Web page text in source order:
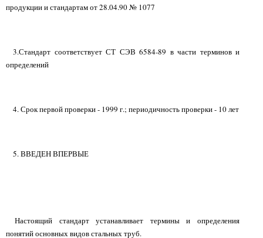
продукции и стандартам от 28.04.90 № 1077
3.Стандарт соответствует СТ СЭВ 6584-89 в части терминов и
определений
4. Срок первой проверки - 1999 г.; периодичность проверки - 10 лет
5. ВВЕДЕН ВПЕРВЫЕ
Настоящий стандарт устанавливает термины и определения
понятий основных видов стальных труб.